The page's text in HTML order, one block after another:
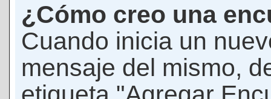
¿Cómo creo una
Cuando inicia un
mensaje del mismo,